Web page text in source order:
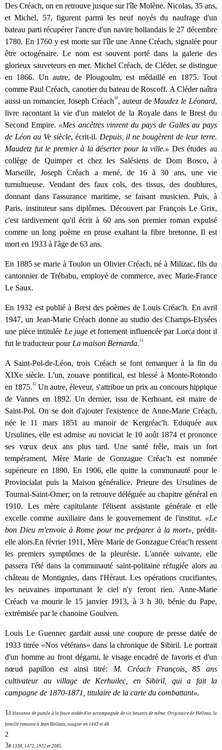
Des Créach, on en retrouve jusque sur l'île Molène. Nicolas, 35 ans,
et Michel, 57, figurent parmi les neuf noyés du naufrage d'un
bateau parti récupérer l'ancre d'un navire hollandais le 27 décembre
1780. En 1760 y est morte sur l'île une Anne Créach, signalée pour
être octogénaire. Le nom est souvent porté dans la galerie des
glorieux sauveteurs en mer. Michel Créach, de Cléder, se distingue
en 1866. Un autre, de Plougoulm, est médaillé en 1875. Tout
comme Paul Créach, canotier du bateau de Roscoff. A Cléder naîtra
aussi un romancier, Joseph Créach10, auteur de Maudez le Léonard,
livre racontant la vie d'un matelot de la Royale dans le Brest du
Second Empire. «Mes ancêtres vinrent du pays de Galles au pays
de Léon au Ve siècle, écrit-il. Depuis, il ne bougèrent de leur terre.
Maudetz fut le premier à la déserter pour la ville.» Des études au
collège de Quimper et chez les Salésiens de Dom Bosco, à
Marseille, Joseph Créach a mené, de 16 à 30 ans, une vie
tumultueuse. Vendant des faux cols, des tissus, des doublures,
donnant dans l'assurance maritime, se faisant musicien. Puis, à
Paris, instituteur sans diplômes. Découvert par François Le Grix,
c'est tardivement qu'il écrit à 60 ans son premier roman expulsé
comme un long poème en prose exaltant la fibre bretonne. Il est
mort en 1933 à l'âge de 63 ans.
En 1885 se marie à Toulon un Olivier Créach, né à Milizac, fils du
cantonnier de Trébabu, employé de commerce, avec Marie-France
Le Saux.
En 1932 est publié à Brest des poèmes de Louis Créac'h. En avril
1947, un Jean-Marie Créach donne au studio des Champs-Elysées
une pièce intitulée Le juge et fortement influencée par Lorca dont il
fut le traducteur pour La maison Bernarda.11
A Saint-Pol-de-Léon, trois Créach se font remarquer à la fin du
XIXe siècle. L'un, zouave pontifical, est blessé à Monte-Rotondo
en 1875.12 Un autre, éleveur, s'attribue un prix au concours hippique
de Vannes en 1892. Un dernier, issu de Kerhoant, est maire de
Saint-Pol. On se doit d'ajouter l'existence de Anne-Marie Créach,
née le 11 mars 1851 au manoir de Kergréac'h. Eduquée aux
Ursulines, elle est admise au noviciat le 10 août 1874 et prononce
ses vœux deux ans plus tard. Une santé frêle, mais un fort
tempérament, Mère Marie de Gonzague Créac'h est nommée
supérieure en 1890. En 1906, elle quitte la communauté pour le
Provincialat puis la Maison généralice. Prieure des Ursulines de
Tournai-Saint-Omer; on la retrouve déléguée au chapitre général en
1910. Les mère capitulante l'élisent assistante générale et elle
excelle comme auxiliaire dans le gouvernement de l'institut. «Le
bon Dieu m'envoie à Rome pour me préparer à la mort», prédit-
elle alors.En février 1911, Mère Marie de Gonzague Créac'h ressent
les premiers symptômes de la pleurésie. L'année suivante, elle
passera l'été dans la communauté saint-politaine réfugiée alors au
château de Montignies, dans l'Héraut. Les opérations crucifiantes,
les neuvaines importunant le ciel n'y feront rien. Anne-Marie
Créach va mourir le 15 janvier 1913, à 3 h 30, bénie du Pape,
extrémisée par le chanoine Goulven.
Louis Le Guennec gardait aussi une coupure de presse datée de
1933 titrée «Nos vétérans» dans la chronique de Sibiril. Le portrait
d'un homme au front dégarni, le visage encadré de favoris et d'un
nœud papillon est ainsi titré: M. Créach François, 85 ans
cultivateur au village de Kerhuilec, en Sibiril, qui a fait la
campagne de 1870-1871, titulaire de la carte du combattant».
1Il blasonne de gueule à la fasce ondée d'or accompagnée de six besants de même. Originaire de Helleau, la
famille remonte à Jean Helleau, vougier en 1443 et 48.
2
3B 1338, 1472, 1922 et 2085.